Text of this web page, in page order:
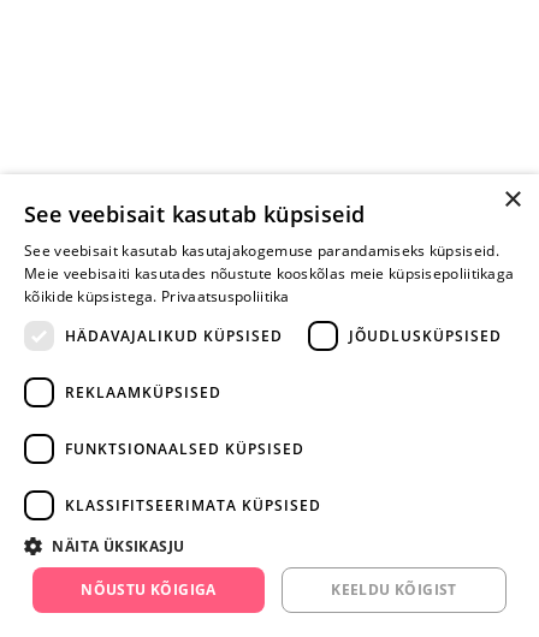
facebook.com/yesyes.ee
Instagram/yesyes.ee
×
See veebisait kasutab küpsiseid
See veebisait kasutab kasutajakogemuse parandamiseks küpsiseid.
Meie veebisaiti kasutades nõustute kooskõlas meie küpsisepoliitikaga
kõikide küpsistega. Privaatsuspoliitika
HÄDAVAJALIKUD KÜPSISED
JÕUDLUSKÜPSISED
REKLAAMKÜPSISED
FUNKTSIONAALSED KÜPSISED
KLASSIFITSEERIMATA KÜPSISED
NÄITA ÜKSIKASJU
NÕUSTU KÕIGIGA KEELDU KÕIGIST